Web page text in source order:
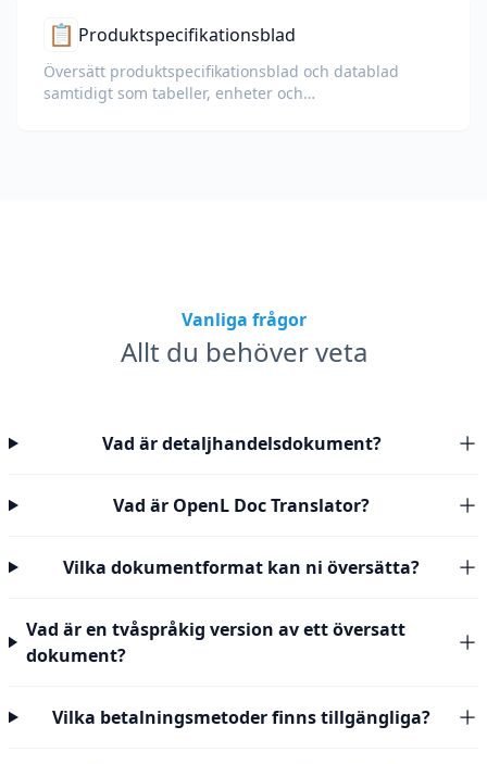
📋 Produktspecifikationsblad
Översätt produktspecifikationsblad och datablad
samtidigt som tabeller, enheter och
Vanliga frågor
Allt du behöver veta
Vad är detaljhandelsdokument?
Vad är OpenL Doc Translator?
Vilka dokumentformat kan ni översätta?
Vad är en tvåspråkig version av ett översatt
dokument?
Vilka betalningsmetoder finns tillgängliga?